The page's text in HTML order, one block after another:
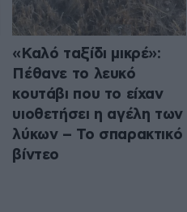
«Καλό ταξίδι μικρέ»:
Πέθανε το λευκό
κουτάβι που το είχαν
υιοθετήσει η αγέλη των
λύκων – Το σπαρακτικό
βίντεο